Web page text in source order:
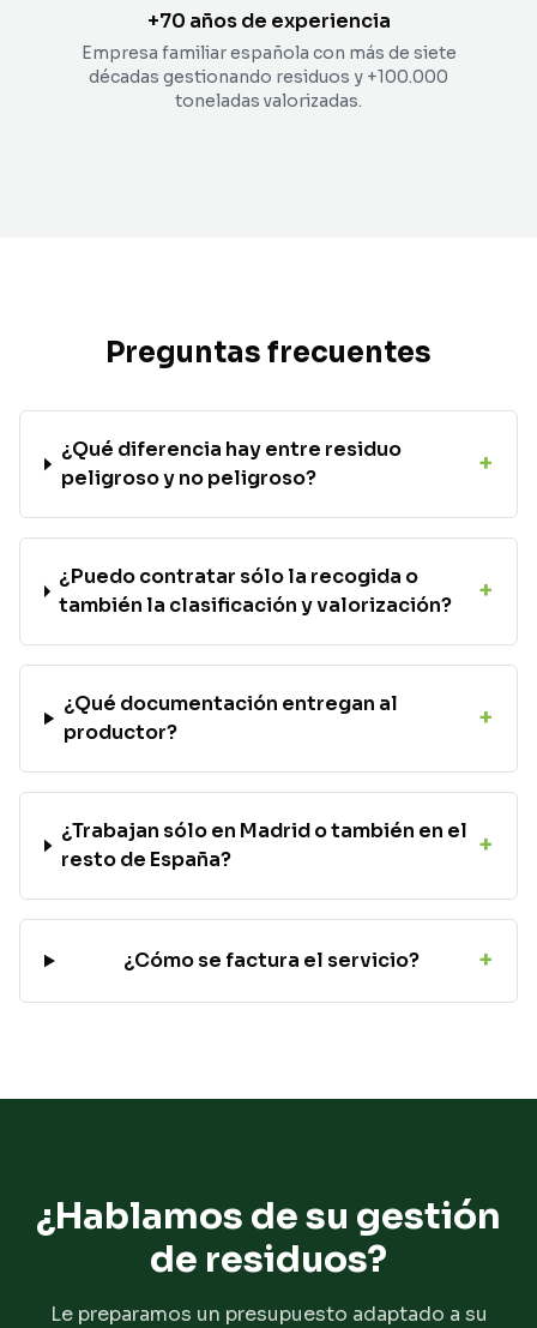
+70 años de experiencia
Empresa familiar española con más de siete
décadas gestionando residuos y +100.000
toneladas valorizadas.
Preguntas frecuentes
¿Qué diferencia hay entre residuo
peligroso y no peligroso?
+
¿Puedo contratar sólo la recogida o
también la clasificación y valorización?
+
¿Qué documentación entregan al
productor?
+
¿Trabajan sólo en Madrid o también en el
resto de España?
+
¿Cómo se factura el servicio? +
¿Hablamos de su gestión
de residuos?
Le preparamos un presupuesto adaptado a su